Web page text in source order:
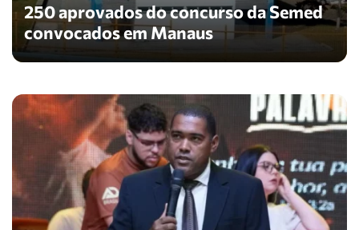
250 aprovados do concurso da Semed
convocados em Manaus